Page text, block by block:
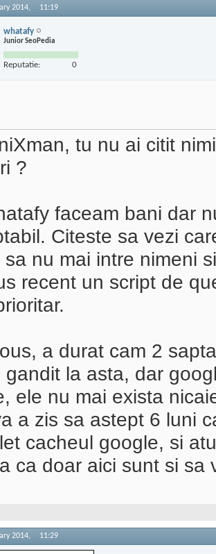
2014, 11:19
whatafy
Junior SeoPedia
Reputatie: 0
tu nu ai citit
?
faceam bani dar
Citeste sa vezi
sa nu mai intre nimeni
recent un script de
a durat cam 2
gandit la asta, dar
ele nu mai exista
a zis sa astept 6 luni
cacheul google, si
ca doar aici sunt si sa
2014, 11:29